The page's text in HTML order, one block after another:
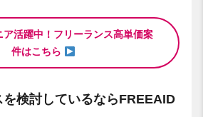
ア活躍中！フリーランス高単価案
件はこちら
を検討しているならFREEAID